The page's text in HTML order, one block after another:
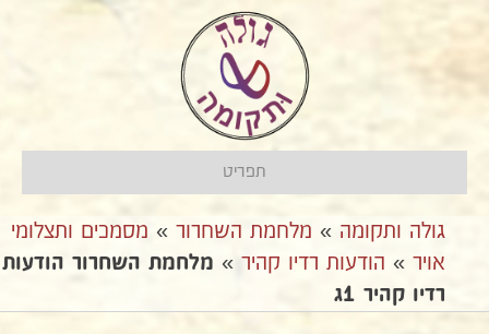
תפריט
גולה ותקומה » מלחמת השחרור » מסמכים ותצלומי
אויר » הודעות רדיו קהיר » מלחמת השחרור הודעות
רדיו קהיר 1ג